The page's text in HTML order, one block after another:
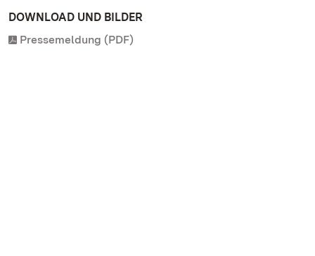
DOWNLOAD UND BILDER
Pressemeldung (PDF)